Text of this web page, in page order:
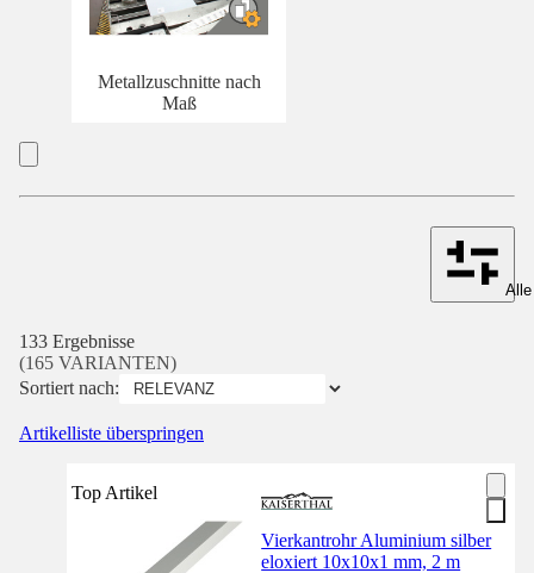
Metallzuschnitte nach
Maß
133 Ergebnisse
(165 VARIANTEN)
Sortiert nach:
Artikelliste überspringen
Top Artikel
Vierkantrohr Aluminium silber
eloxiert 10x10x1 mm, 2 m